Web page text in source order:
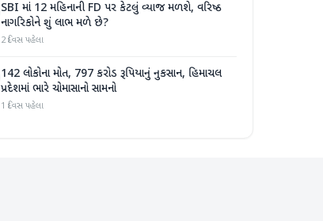
SBI માં 12 મહિનાની FD પર કેટલું વ્યાજ મળશે, વરિષ્ઠ
નાગરિકોને શું લાભ મળે છે?
2 દિવસ પહેલા
142 લોકોના મોત, 797 કરોડ રૂપિયાનું નુકસાન, હિમાચલ
પ્રદેશમાં ભારે ચોમાસાનો સામનો
1 દિવસ પહેલા